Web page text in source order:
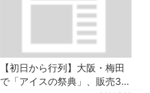
【初日から行列】大阪・梅田
で「アイスの祭典」、販売30